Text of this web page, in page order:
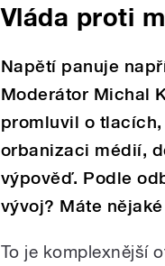
Vláda proti
Napětí panuje
Moderátor Michal
promluvil o
orbanizaci médií,
výpověď. Podle
vývoj? Máte
To je komplexnější